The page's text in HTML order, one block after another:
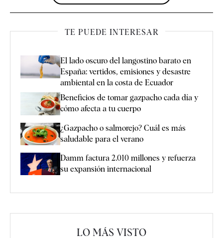
TE PUEDE INTERESAR
El lado oscuro del langostino barato en
España: vertidos, emisiones y desastre
ambiental en la costa de Ecuador
Beneficios de tomar gazpacho cada día y
cómo afecta a tu cuerpo
¿Gazpacho o salmorejo? Cuál es más
saludable para el verano
Damm factura 2.010 millones y refuerza
su expansión internacional
LO MÁS VISTO